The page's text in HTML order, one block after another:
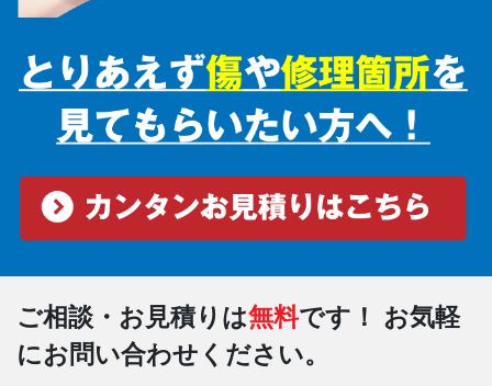
ご相談・お見積りは無料です！
お気軽
にお問い合わせください。